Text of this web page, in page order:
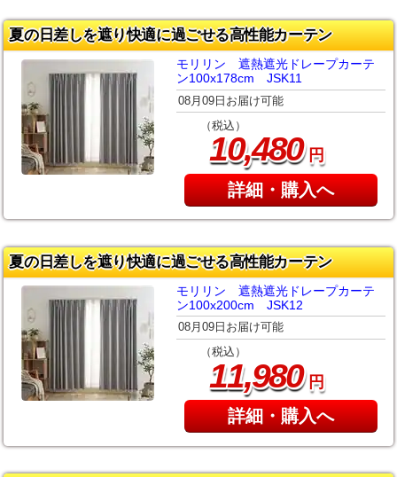
夏の日差しを遮り快適に過ごせる高性能カーテン
モリリン 遮熱遮光ドレープカーテ
ン100x178cm JSK11
08月09日お届け可能
（税込）
10,480円
詳細・購入へ
夏の日差しを遮り快適に過ごせる高性能カーテン
モリリン 遮熱遮光ドレープカーテ
ン100x200cm JSK12
08月09日お届け可能
（税込）
11,980円
詳細・購入へ